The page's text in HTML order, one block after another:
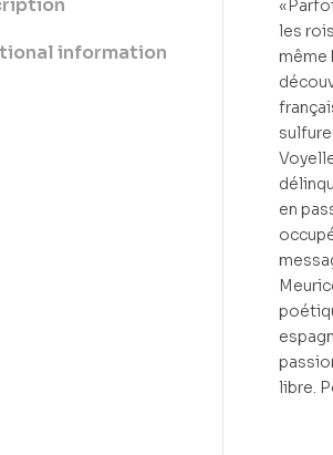
information
les
même
en
libre.